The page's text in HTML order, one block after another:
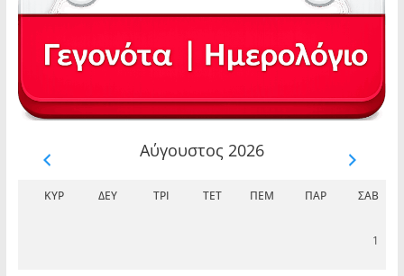
Αύγουστος 2026
ΚΥΡ ΔΕΥ ΤΡΊ ΤΕΤ ΠΈΜ ΠΑΡ ΣΆΒ
1